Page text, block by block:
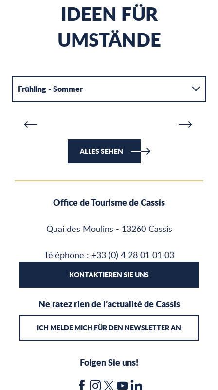
IDEEN FÜR
UMSTÄNDE
Frühling - Sommer
DIE CALANQUE VON PORT MIOU
MEHR ERFAHREN
ALLES SEHEN
Office de Tourisme de Cassis
Quai des Moulins - 13260 Cassis
Téléphone : +33 (0) 4 28 01 01 03
KONTAKTIEREN SIE UNS
Ne ratez rien de l’actualité de Cassis
ICH MELDE MICH FÜR DEN NEWSLETTER AN
Folgen Sie uns!